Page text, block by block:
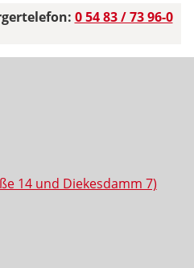
0 54 83 / 73 96-0
14 und Diekesdamm 7)